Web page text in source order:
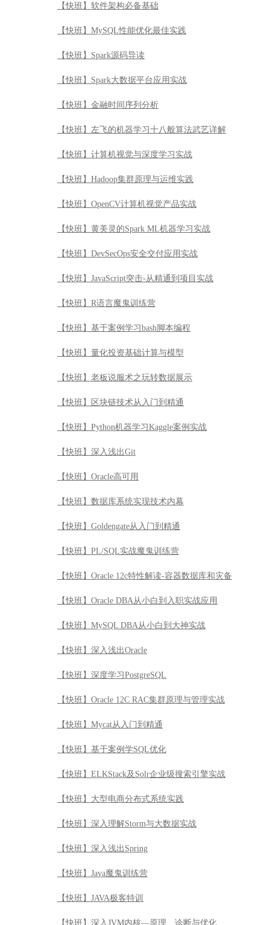
【快班】软件架构必备基础
【快班】MySQL性能优化最佳实践
【快班】Spark源码导读
【快班】Spark大数据平台应用实战
【快班】金融时间序列分析
【快班】左飞的机器学习十八般算法武艺详解
【快班】计算机视觉与深度学习实战
【快班】Hadoop集群原理与运维实践
【快班】OpenCV计算机视觉产品实战
【快班】黄美灵的Spark ML机器学习实战
【快班】DevSecOps安全交付应用实战
【快班】JavaScript突击-从精通到项目实战
【快班】R语言魔鬼训练营
【快班】基于案例学习bash脚本编程
【快班】量化投资基础计算与模型
【快班】老板说服术之玩转数据展示
【快班】区块链技术从入门到精通
【快班】Python机器学习Kaggle案例实战
【快班】深入浅出Git
【快班】Oracle高可用
【快班】数据库系统实现技术内幕
【快班】Goldengate从入门到精通
【快班】PL/SQL实战魔鬼训练营
【快班】Oracle 12c特性解读-容器数据库和灾备
【快班】Oracle DBA从小白到入职实战应用
【快班】MySQL DBA从小白到大神实战
【快班】深入浅出Oracle
【快班】深度学习PostgreSQL
【快班】Oracle 12C RAC集群原理与管理实战
【快班】Mycat从入门到精通
【快班】基于案例学SQL优化
【快班】ELKStack及Solr企业级搜索引擎实战
【快班】大型电商分布式系统实践
【快班】深入理解Storm与大数据实战
【快班】深入浅出Spring
【快班】Java魔鬼训练营
【快班】JAVA极客特训
【快班】深入JVM内核—原理、诊断与优化